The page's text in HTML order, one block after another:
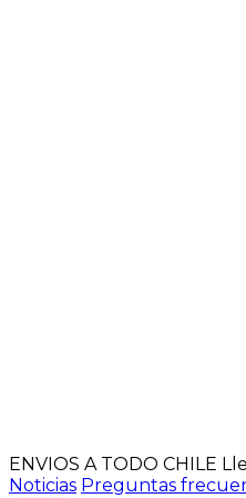
ENVIOS A TODO CHILE
Noticias Preguntas